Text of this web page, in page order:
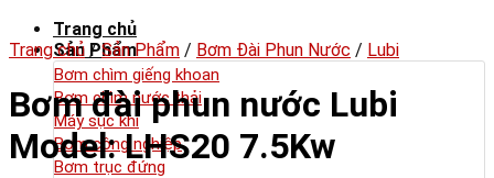
Trang chủ
Sản Phẩm
Bơm chìm giếng khoan
Bơm chìm nước thải
Máy sục khí
Bơm công nghiệp
Bơm trục đứng
Trang chủ / Sản Phẩm / Bơm Đài Phun Nước / Lubi
Bơm đài phun nước Lubi
Model: LHS20 7.5Kw